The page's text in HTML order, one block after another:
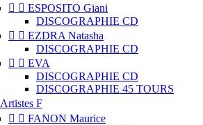
  ESPOSITO Giani
DISCOGRAPHIE CD
  EZDRA Natasha
DISCOGRAPHIE CD
  EVA
DISCOGRAPHIE CD
DISCOGRAPHIE 45 TOURS
Artistes F
  FANON Maurice